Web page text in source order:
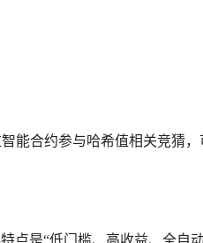
能合约参与哈希值相关竞猜
是“低门槛、高收益、全自